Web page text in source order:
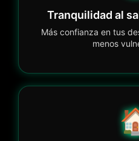
Tranquilidad al
Más confianza en tus
menos